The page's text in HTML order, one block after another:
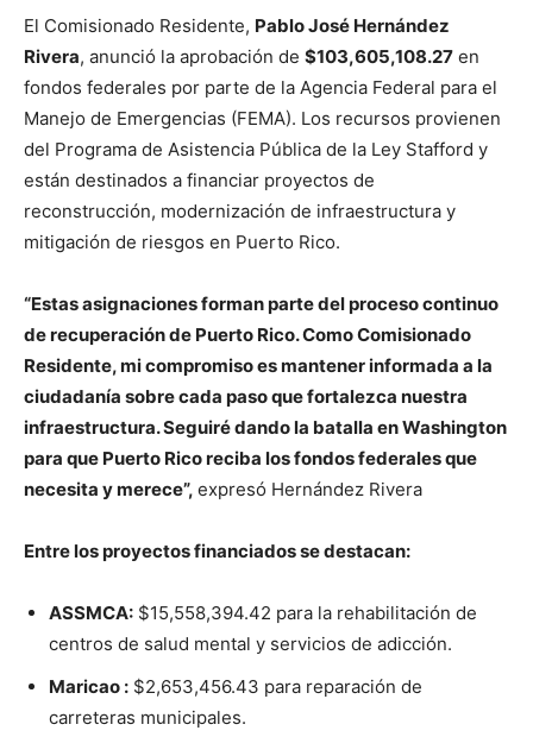
El Comisionado Residente, Pablo José Hernández
Rivera, anunció la aprobación de $103,605,108.27 en
fondos federales por parte de la Agencia Federal para el
Manejo de Emergencias (FEMA). Los recursos provienen
del Programa de Asistencia Pública de la Ley Stafford y
están destinados a financiar proyectos de
reconstrucción, modernización de infraestructura y
mitigación de riesgos en Puerto Rico.
“Estas asignaciones forman parte del proceso continuo
de recuperación de Puerto Rico. Como Comisionado
Residente, mi compromiso es mantener informada a la
ciudadanía sobre cada paso que fortalezca nuestra
infraestructura. Seguiré dando la batalla en Washington
para que Puerto Rico reciba los fondos federales que
necesita y merece”, expresó Hernández Rivera
Entre los proyectos financiados se destacan:
ASSMCA: $15,558,394.42 para la rehabilitación de
centros de salud mental y servicios de adicción.
Maricao : $2,653,456.43 para reparación de
carreteras municipales.